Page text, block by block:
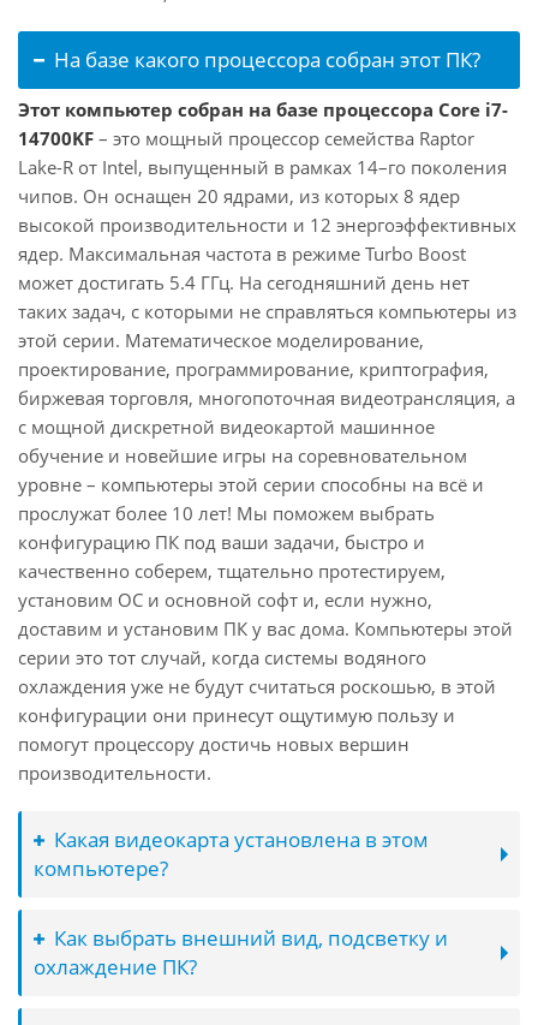
На базе какого процессора собран этот ПК?
Этот компьютер собран на базе процессора Core i7-
14700KF – это мощный процессор семейства Raptor
Lake-R от Intel, выпущенный в рамках 14–го поколения
чипов. Он оснащен 20 ядрами, из которых 8 ядер
высокой производительности и 12 энергоэффективных
ядер. Максимальная частота в режиме Turbo Boost
может достигать 5.4 ГГц. На сегодняшний день нет
таких задач, с которыми не справляться компьютеры из
этой серии. Математическое моделирование,
проектирование, программирование, криптография,
биржевая торговля, многопоточная видеотрансляция, а
с мощной дискретной видеокартой машинное
обучение и новейшие игры на соревновательном
уровне – компьютеры этой серии способны на всё и
прослужат более 10 лет! Мы поможем выбрать
конфигурацию ПК под ваши задачи, быстро и
качественно соберем, тщательно протестируем,
установим ОС и основной софт и, если нужно,
доставим и установим ПК у вас дома. Компьютеры этой
серии это тот случай, когда системы водяного
охлаждения уже не будут считаться роскошью, в этой
конфигурации они принесут ощутимую пользу и
помогут процессору достичь новых вершин
производительности.
Какая видеокарта установлена в этом
компьютере?
Как выбрать внешний вид, подсветку и
охлаждение ПК?